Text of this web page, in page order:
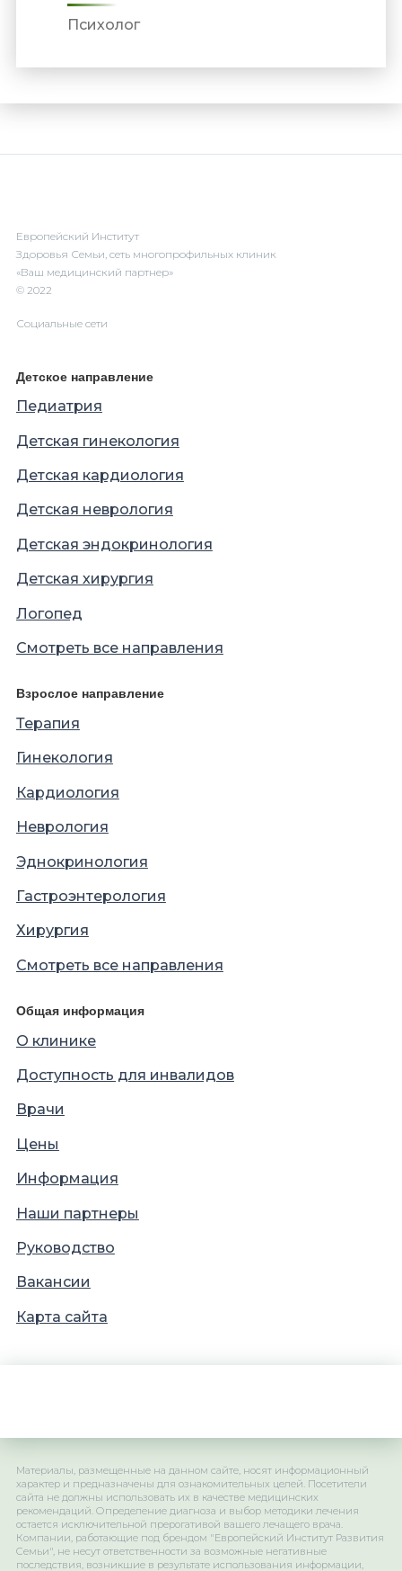
Психолог
Европейский Институт
Здоровья Семьи, сеть многопрофильных клиник
«Ваш медицинский партнер»
© 2022
Социальные сети
Детское направление
Педиатрия
Детская гинекология
Детская кардиология
Детская неврология
Детская эндокринология
Детская хирургия
Логопед
Смотреть все направления
Взрослое направление
Терапия
Гинекология
Кардиология
Неврология
Эднокринология
Гастроэнтерология
Хирургия
Смотреть все направления
Общая информация
О клинике
Доступность для инвалидов
Врачи
Цены
Информация
Наши партнеры
Руководство
Вакансии
Карта сайта
Материалы, размещенные на данном сайте, носят информационный
характер и предназначены для ознакомительных целей. Посетители
сайта не должны использовать их в качестве медицинских
рекомендаций. Определение диагноза и выбор методики лечения
остается исключительной прерогативой вашего лечащего врача.
Компании, работающие под брендом "Европейский Институт Развития
Семьи", не несут ответственности за возможные негативные
последствия, возникшие в результате использования информации,